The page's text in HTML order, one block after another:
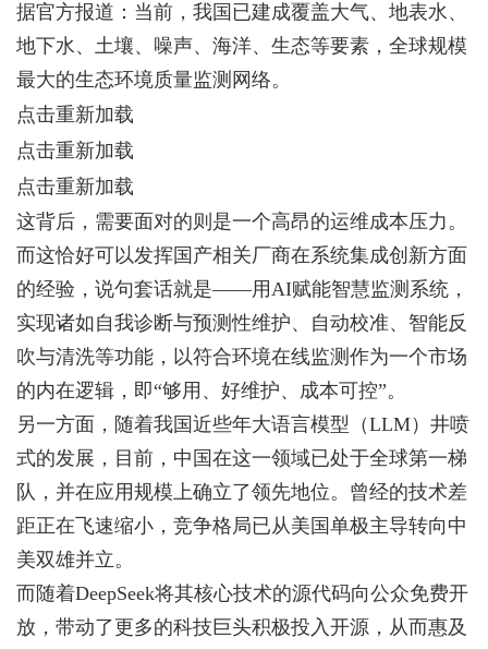
据官方报道：当前，我国已建成覆盖大气、地表水、
地下水、土壤、噪声、海洋、生态等要素，全球规模
最大的生态环境质量监测网络。
点击重新加载
点击重新加载
点击重新加载
这背后，需要面对的则是一个高昂的运维成本压力。
而这恰好可以发挥国产相关厂商在系统集成创新方面
的经验，说句套话就是——用AI赋能智慧监测系统，
实现诸如自我诊断与预测性维护、自动校准、智能反
吹与清洗等功能，以符合环境在线监测作为一个市场
的内在逻辑，即“够用、好维护、成本可控”。
另一方面，随着我国近些年大语言模型（LLM）井喷
式的发展，目前，中国在这一领域已处于全球第一梯
队，并在应用规模上确立了领先地位。曾经的技术差
距正在飞速缩小，竞争格局已从美国单极主导转向中
美双雄并立。
而随着DeepSeek将其核心技术的源代码向公众免费开
放，带动了更多的科技巨头积极投入开源，从而惠及